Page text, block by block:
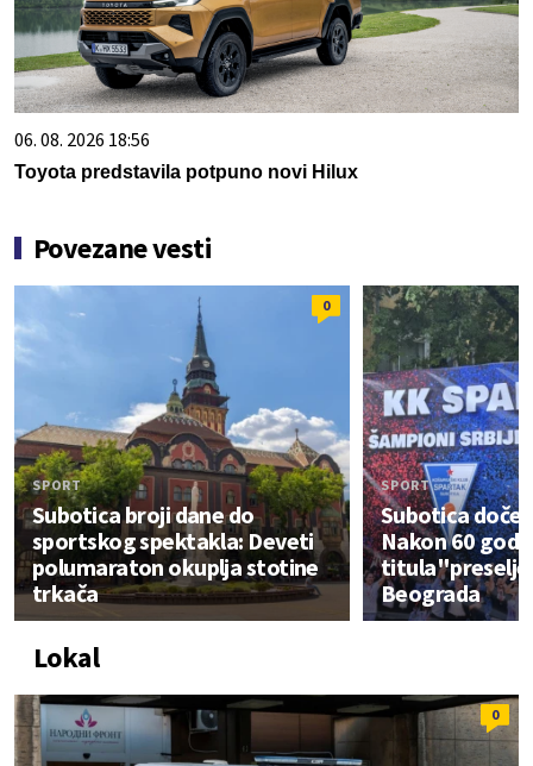
06. 08. 2026 18:56
Toyota predstavila potpuno novi Hilux
Povezane vesti
0
SPORT
Subotica broji dane do
sportskog spektakla: Deveti
polumaraton okuplja stotine
trkača
SPORT
Subotica
Nakon 60
Beograda
Lokal
0